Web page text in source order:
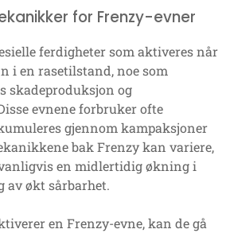
for Frenzy-evner
ferdigheter som aktiveres når
i en rasetilstand, noe som
skadeproduksjon og
evnene forbruker ofte
gjennom kampaksjoner
bak Frenzy kan variere,
en midlertidig økning i
av økt sårbarhet.
en Frenzy-evne, kan de gå